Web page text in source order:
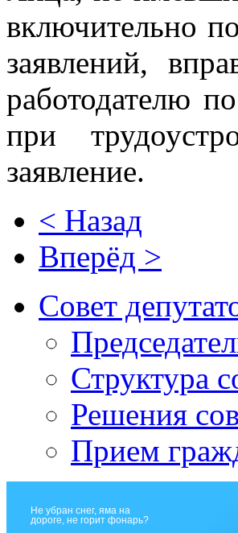
включительно
заявлений,
работодателю
при
заявление.
< Назад
Вперёд >
Совет
Структура
Решения
Прием
Не убран снег, яма на
дороге, не горит фонарь?